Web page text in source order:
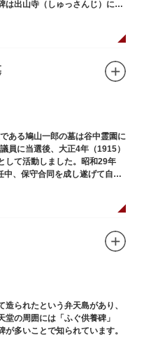
は出山寺（しゅっさんじ）にあ
ある鳩山一郎の墓は谷中霊園に
員に当選後、大正4年（1915）
して活動しました。昭和29年
中、保守合同を成し遂げて自由
の国交回復を実現しました。
られたという弁天島があり、
の周囲には「ふぐ供養碑」
が多いことで知られています。